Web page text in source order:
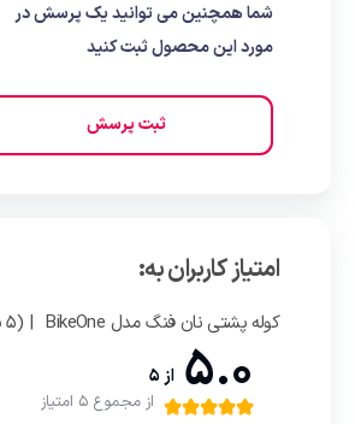
شما همچنین می توانید یک پرسش در
مورد این محصول ثبت کنید
ثبت پرسش
امتیاز کاربران به:
کوله پشتی نان فنگ مدل BikeOne | (5 نفر )
5.0 از 5
از مجموع 5 امتیاز